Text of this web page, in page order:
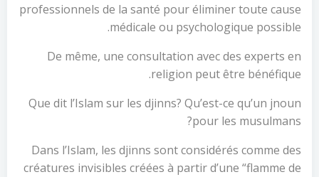
professionnels de la santé pour éliminer toute cause
médicale ou psychologique possible.
De même, une consultation avec des experts en
religion peut être bénéfique.
Que dit l’Islam sur les djinns? Qu’est-ce qu’un jnoun
pour les musulmans?
Dans l’Islam, les djinns sont considérés comme des
créatures invisibles créées à partir d’une “flamme de